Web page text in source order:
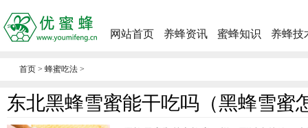
网站首页 养蜂资讯 蜜蜂知识 养蜂技
首页 > 蜂蜜吃法 >
东北黑蜂雪蜜能干吃吗（黑蜂雪蜜